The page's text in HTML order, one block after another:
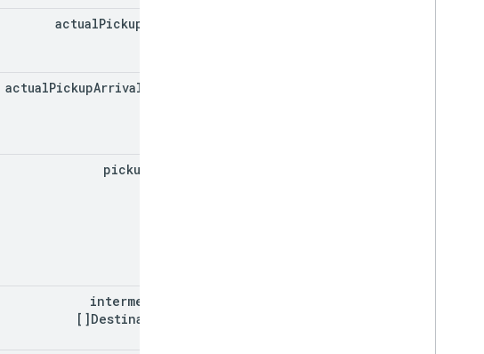
actualPickup
actualPickupArrival
pickup
intermediate
Destinations[]